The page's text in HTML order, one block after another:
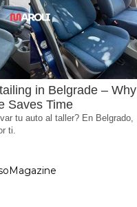
in Belgrade – Why
Saves Time
tu auto al taller? En Belgrado,
ti.